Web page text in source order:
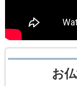
お